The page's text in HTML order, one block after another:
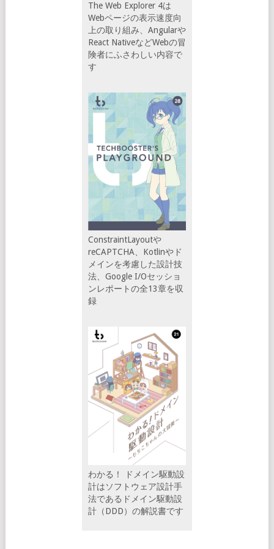
The Web Explorer 4は
Webページの表示速度向
上の取り組み、Angularや
React NativeなどWebの冒
険者にふさわしい内容で
す
ConstraintLayoutや
reCAPTCHA、Kotlinやド
メインを考慮した設計技
法、Google I/Oセッショ
ンレポートの全13章を収
録
わかる！ ドメイン駆動設
計はソフトウェア設計手
法であるドメイン駆動設
計（DDD）の解説書です